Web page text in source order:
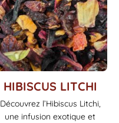
HIBISCUS LITCHI
Découvrez l’Hibiscus Litchi,
une infusion exotique et